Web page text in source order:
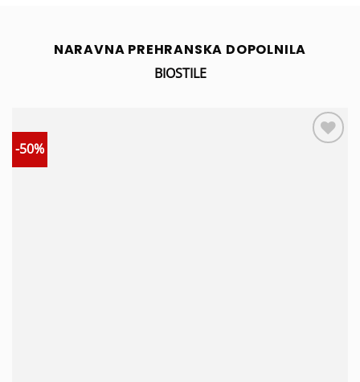
NARAVNA PREHRANSKA DOPOLNILA
BIOSTILE
-50%